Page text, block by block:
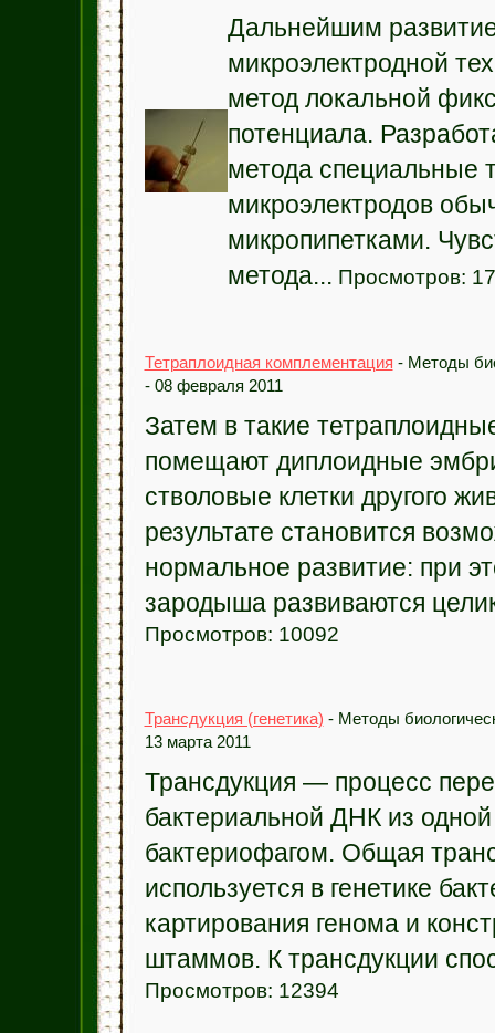
Дальнейшим
микроэлектродной
метод локальной
потенциала.
метода специальные
микроэлектродов
микропипетками.
метода... Просмотров:
Тетраплоидная комплементация - Методы
- 08 февраля 2011
Затем в такие
помещают диплоидные
стволовые клетки другого
результате становится
нормальное развитие: при
зародыша развиваются
Просмотров: 10092
Трансдукция (генетика) - Методы
13 марта 2011
Трансдукция — процесс
бактериальной ДНК из одной
бактериофагом. Общая
используется в генетике
картирования генома и
штаммов. К трансдукции
Просмотров: 12394